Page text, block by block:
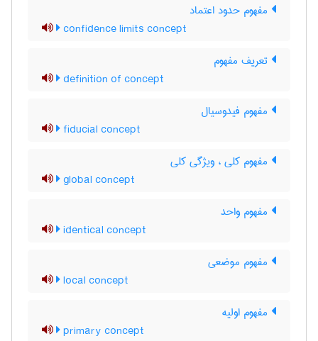
مفهوم حدود اعتماد
confidence limits concept
تعریف مفهوم
definition of concept
مفهوم فیدوسیال
fiducial concept
مفهوم کلی ، ویژگی کلی
global concept
مفهوم واحد
identical concept
مفهوم موضعی
local concept
مفهوم اولیه
primary concept